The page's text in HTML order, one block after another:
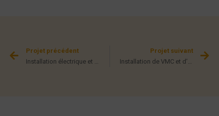
Projet précédent
Projet suivant